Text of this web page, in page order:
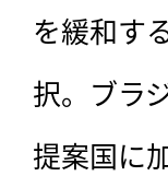
を緩和す
択。ブラ
提案国に